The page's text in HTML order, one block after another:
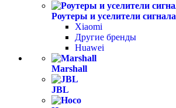
Роутеры и уселители сигнала
Xiaomi
Другие бренды
Huawei
Marshall
JBL